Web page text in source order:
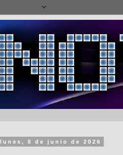
lunes, 8 de junio de 2026